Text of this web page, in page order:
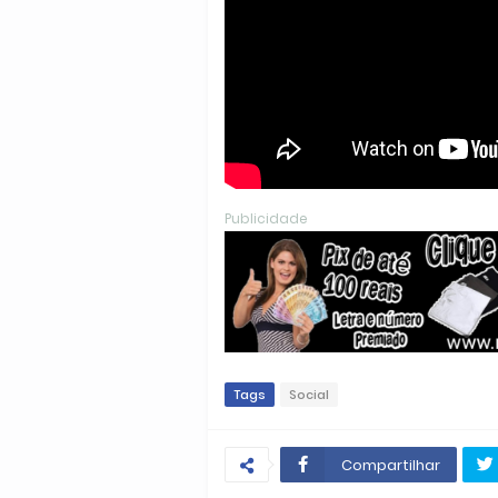
Publicidade
Tags Social
Compartilhar